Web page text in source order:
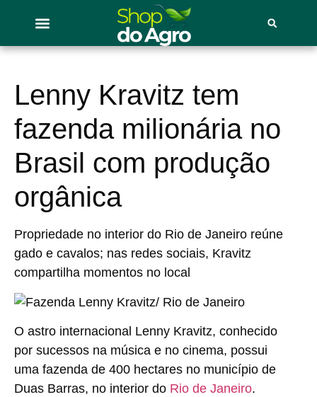
Lenny Kravitz tem
fazenda milionária no
Brasil com produção
orgânica
Propriedade no interior do Rio de Janeiro reúne
gado e cavalos; nas redes sociais, Kravitz
compartilha momentos no local
O astro internacional Lenny Kravitz, conhecido
por sucessos na música e no cinema, possui
uma fazenda de 400 hectares no município de
Duas Barras, no interior do Rio de Janeiro.